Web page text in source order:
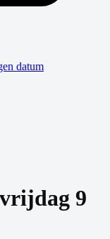
datum
vrijdag 9